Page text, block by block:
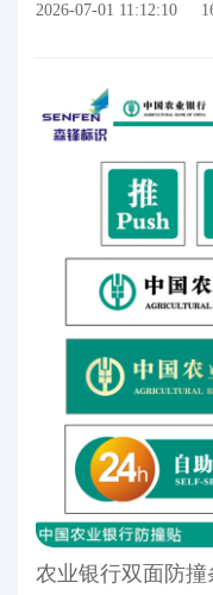
2026-07-01 11:12:10
农业银行双面防